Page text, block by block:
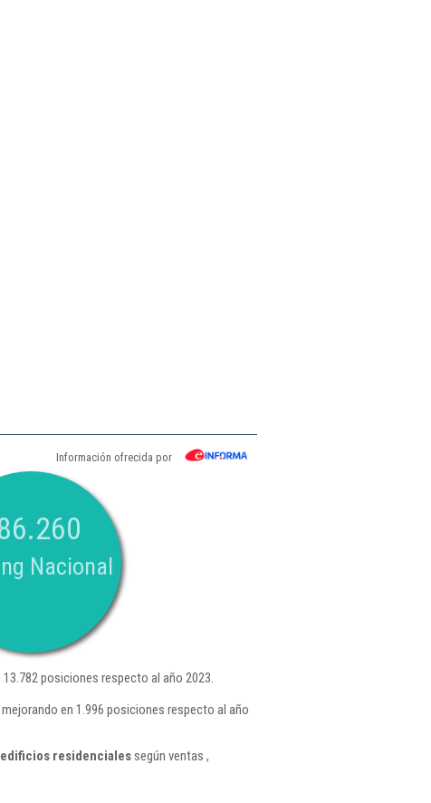
Información ofrecida por
Nacional
posiciones respecto al año 2023.
en 1.996 posiciones respecto al año
residencialessegún ventas ,